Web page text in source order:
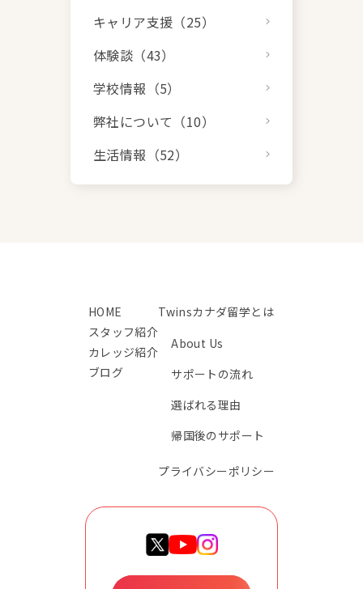
キャリア支援（25）
体験談（43）
学校情報（5）
弊社について（10）
生活情報（52）
HOME
スタッフ紹介
カレッジ紹介
ブログ
Twinsカナダ留学とは
About Us
サポートの流れ
選ばれる理由
帰国後のサポート
プライバシーポリシー